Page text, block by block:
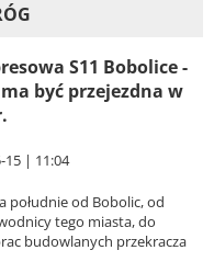
S11 Bobolice -
być przejezdna w
15 | 11:04
południe od Bobolic, od
tego miasta, do
budowlanych przekracza